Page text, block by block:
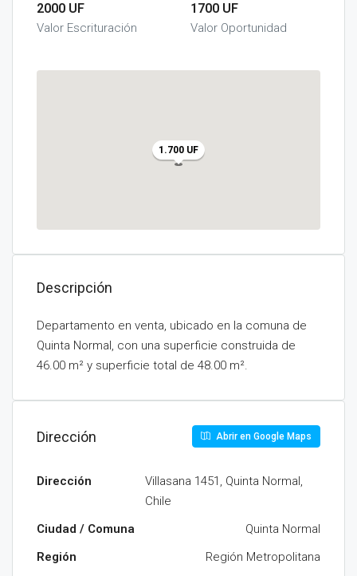
2000 UF
Valor Escrituración
1700 UF
Valor Oportunidad
1.700 UF
Descripción
Departamento en venta, ubicado en la comuna de
Quinta Normal, con una superficie construida de
46.00 m² y superficie total de 48.00 m².
Dirección Abrir en Google Maps
Dirección
Villasana 1451, Quinta Normal,
Chile
Ciudad / Comuna
Quinta Normal
Región
Región Metropolitana